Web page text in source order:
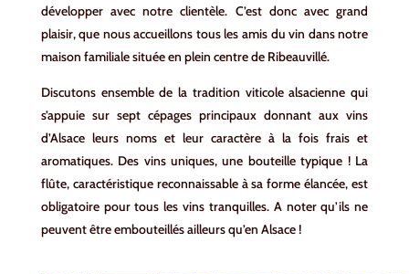
développer avec notre clientèle. C’est donc avec grand
plaisir, que nous accueillons tous les amis du vin dans notre
maison familiale située en plein centre de Ribeauvillé.
Discutons ensemble de la tradition viticole alsacienne qui
s’appuie sur sept cépages principaux donnant aux vins
d’Alsace leurs noms et leur caractère à la fois frais et
aromatiques. Des vins uniques, une bouteille typique ! La
flûte, caractéristique reconnaissable à sa forme élancée, est
obligatoire pour tous les vins tranquilles. A noter qu’ils ne
peuvent être embouteillés ailleurs qu’en Alsace !